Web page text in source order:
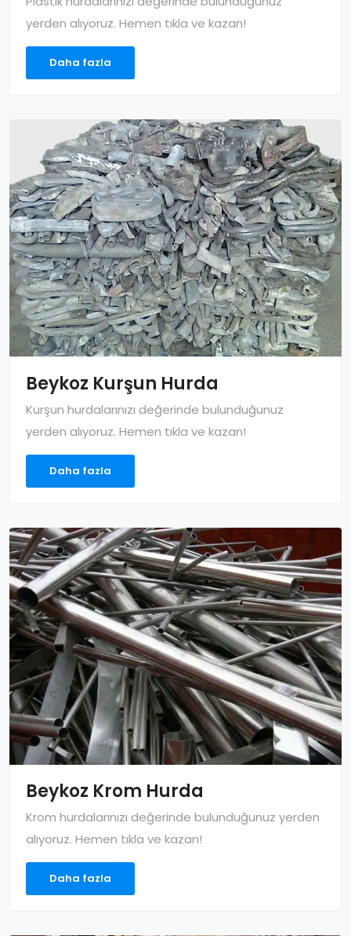
yerden alıyoruz. Hemen tıkla ve kazan!
Daha fazla
Beykoz Kurşun Hurda
Kurşun hurdalarınızı değerinde bulunduğunuz
yerden alıyoruz. Hemen tıkla ve kazan!
Daha fazla
Beykoz Krom Hurda
Krom hurdalarınızı değerinde bulunduğunuz yerden
alıyoruz. Hemen tıkla ve kazan!
Daha fazla